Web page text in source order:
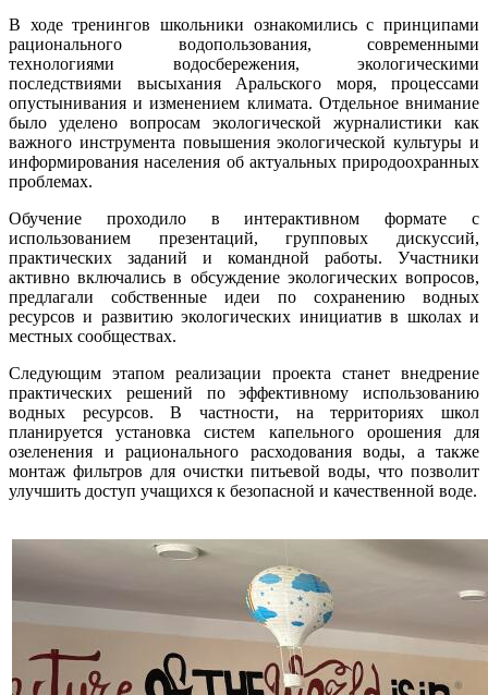
В ходе тренингов школьники ознакомились с принципами
рационального водопользования, современными
технологиями водосбережения, экологическими
последствиями высыхания Аральского моря, процессами
опустынивания и изменением климата. Отдельное внимание
было уделено вопросам экологической журналистики как
важного инструмента повышения экологической культуры и
информирования населения об актуальных природоохранных
проблемах.
Обучение проходило в интерактивном формате с
использованием презентаций, групповых дискуссий,
практических заданий и командной работы. Участники
активно включались в обсуждение экологических вопросов,
предлагали собственные идеи по сохранению водных
ресурсов и развитию экологических инициатив в школах и
местных сообществах.
Следующим этапом реализации проекта станет внедрение
практических решений по эффективному использованию
водных ресурсов. В частности, на территориях школ
планируется установка систем капельного орошения для
озеленения и рационального расходования воды, а также
монтаж фильтров для очистки питьевой воды, что позволит
улучшить доступ учащихся к безопасной и качественной воде.